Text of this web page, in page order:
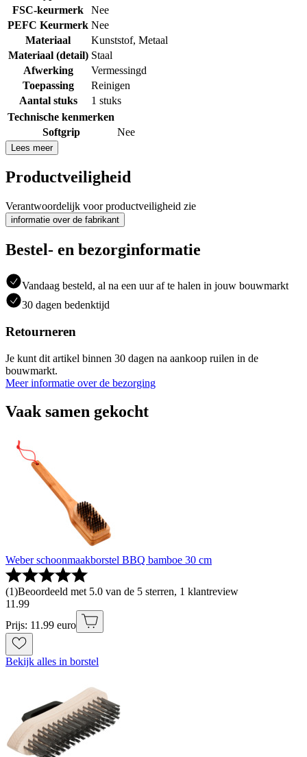
FSC-keurmerk
Nee
PEFC Keurmerk Nee
Materiaal
Kunststof, Metaal
Materiaal (detail) Staal
Afwerking
Vermessingd
Toepassing
Reinigen
Aantal stuks
1 stuks
Technische kenmerken
Softgrip
Nee
Lees meer
Productveiligheid
Verantwoordelijk voor productveiligheid zie
informatie over de fabrikant
Bestel- en bezorginformatie
Vandaag besteld, al na een uur af te halen in jouw bouwmarkt
30 dagen bedenktijd
Retourneren
Je kunt dit artikel binnen 30 dagen na aankoop ruilen in de
bouwmarkt.
Meer informatie over de bezorging
Vaak samen gekocht
Weber schoonmaakborstel BBQ bamboe 30 cm
(1)Beoordeeld met 5.0 van de 5 sterren, 1 klantreview
11 .99
Prijs: 11.99 euro
Bekijk alles in borstel